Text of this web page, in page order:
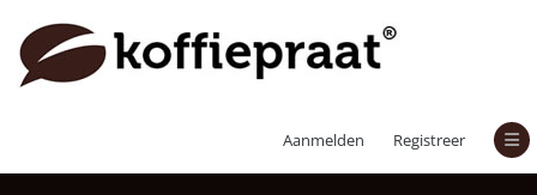
Aanmelden Registreer
Nieuws van onze partners